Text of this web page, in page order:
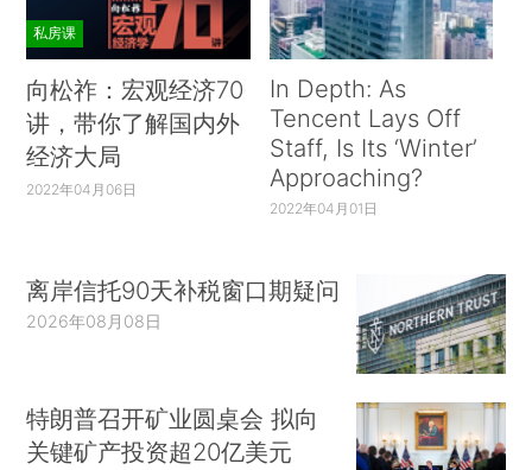
私房课
向松祚：宏观经济70
讲，带你了解国内外
经济大局
2022年04月06日
In Depth: As
Tencent Lays Off
Staff, Is Its ‘Winter’
Approaching?
2022年04月01日
离岸信托90天补税窗口期疑问
2026年08月08日
特朗普召开矿业圆桌会 拟向
关键矿产投资超20亿美元